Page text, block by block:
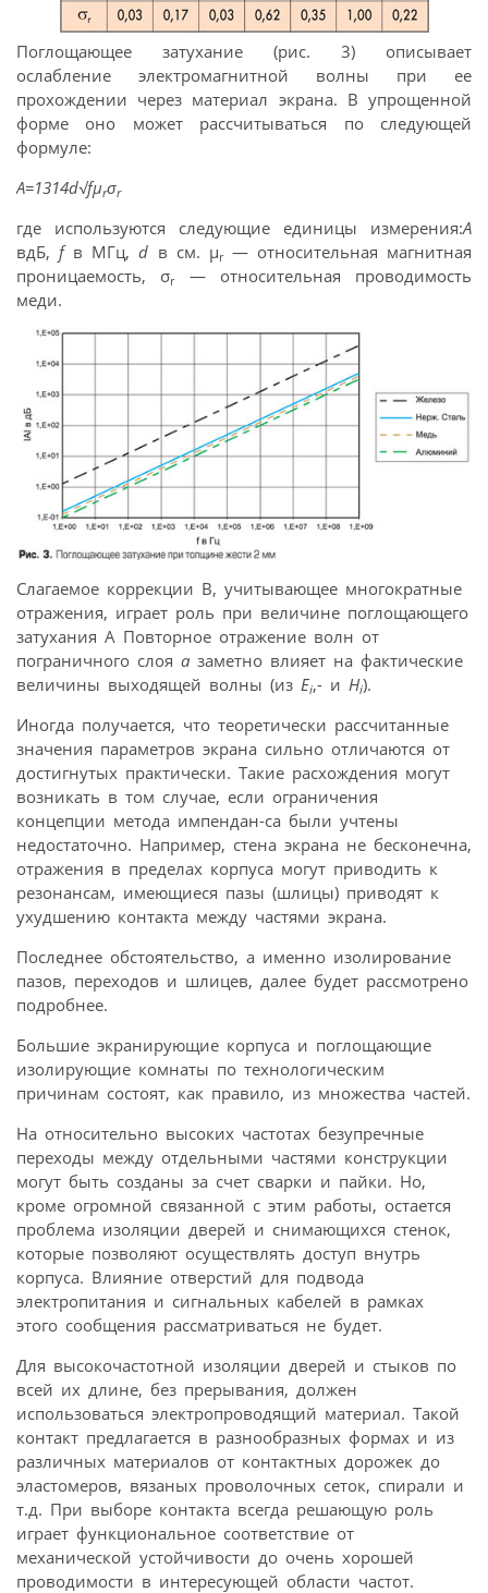
Поглощающее затухание (рис. 3) описывает
ослабление электромагнитной волны при ее
прохождении через материал экрана. В упрощенной
форме оно может рассчитываться по следующей
формуле:
A=1314d√fμrσr
где используются следующие единицы измерения:A
вдБ, fв МГц,d в см. μr— относительная магнитная
проницаемость, σr— относительная проводимость
меди.
Слагаемое коррекции В, учитывающее многократные
отражения, играет роль при величине поглощающего
затухания А Повторное отражение волн от
пограничного слоя а заметно влияет на фактические
величины выходящей волны (из Ei,- и Нi).
Иногда получается, что теоретически рассчитанные
значения параметров экрана сильно отличаются от
достигнутых практически. Такие расхождения могут
возникать в том случае, если ограничения
концепции метода импендан-са были учтены
недостаточно. Например, стена экрана не бесконечна,
отражения в пределах корпуса могут приводить к
резонансам, имеющиеся пазы (шлицы) приводят к
ухудшению контакта между частями экрана.
Последнее обстоятельство, а именно изолирование
пазов, переходов и шлицев, далее будет рассмотрено
подробнее.
Большие экранирующие корпуса и поглощающие
изолирующие комнаты по технологическим
причинам состоят, как правило, из множества частей.
На относительно высоких частотах безупречные
переходы между отдельными частями конструкции
могут быть созданы за счет сварки и пайки. Но,
кроме огромной связанной с этим работы, остается
проблема изоляции дверей и снимающихся стенок,
которые позволяют осуществлять доступ внутрь
корпуса. Влияние отверстий для подвода
электропитания и сигнальных кабелей в рамках
этого сообщения рассматриваться не будет.
Для высокочастотной изоляции дверей и стыков по
всей их длине, без прерывания, должен
использоваться электропроводящий материал. Такой
контакт предлагается в разнообразных формах и из
различных материалов от контактных дорожек до
эластомеров, вязаных проволочных сеток, спирали и
т.д. При выборе контакта всегда решающую роль
играет функциональное соответствие от
механической устойчивости до очень хорошей
проводимости в интересующей области частот.